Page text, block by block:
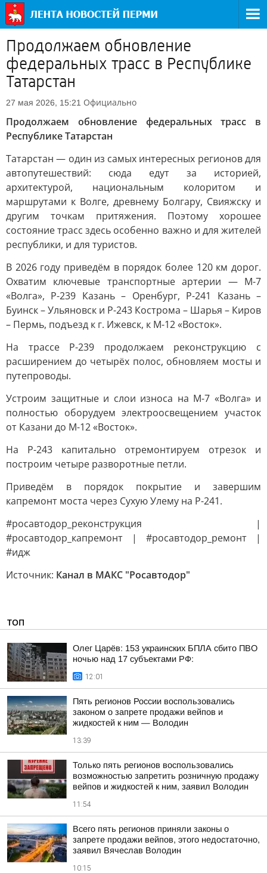
Продолжаем обновление
федеральных трасс в Республике
Татарстан
27 мая 2026, 15:21 Официально
Продолжаем обновление федеральных трасс в
Республике Татарстан
Татарстан — один из самых интересных регионов для
автопутешествий: сюда едут за историей,
архитектурой, национальным колоритом и
маршрутами к Волге, древнему Болгару, Свияжску и
другим точкам притяжения. Поэтому хорошее
состояние трасс здесь особенно важно и для жителей
республики, и для туристов.
В 2026 году приведём в порядок более 120 км дорог.
Охватим ключевые транспортные артерии — М-7
«Волга», Р-239 Казань – Оренбург, Р-241 Казань –
Буинск – Ульяновск и Р-243 Кострома – Шарья – Киров
– Пермь, подъезд к г. Ижевск, к М-12 «Восток».
На трассе Р-239 продолжаем реконструкцию с
расширением до четырёх полос, обновляем мосты и
путепроводы.
Устроим защитные и слои износа на М-7 «Волга» и
полностью оборудуем электроосвещением участок
от Казани до М-12 «Восток».
На Р-243 капитально отремонтируем отрезок и
построим четыре разворотные петли.
Приведём в порядок покрытие и завершим
капремонт моста через Сухую Улему на Р-241.
#росавтодор_реконструкция |
#росавтодор_капремонт | #росавтодор_ремонт |
#идж
Источник: Канал в МАКС "Росавтодор"
ТОП
Олег Царёв: 153 украинских БПЛА сбито ПВО
ночью над 17 субъектами РФ:
12:01
Пять регионов России воспользовались
законом о запрете продажи вейпов и
жидкостей к ним — Володин
13:39
Только пять регионов воспользовались
возможностью запретить розничную продажу
вейпов и жидкостей к ним, заявил Володин
11:54
Всего пять регионов приняли законы о
запрете продажи вейпов, этого недостаточно,
заявил Вячеслав Володин
10:15